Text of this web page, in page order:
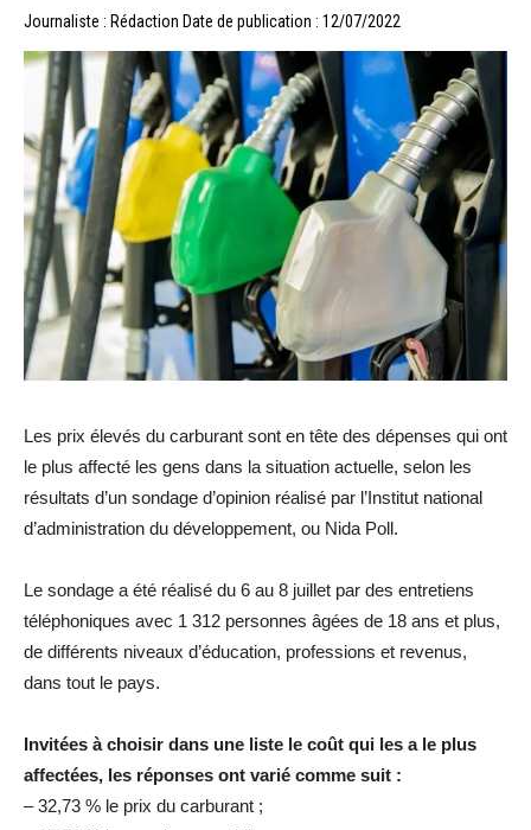
Journaliste : Rédaction Date de publication : 12/07/2022
Les prix élevés du carburant sont en tête des dépenses qui ont
le plus affecté les gens dans la situation actuelle, selon les
résultats d’un sondage d’opinion réalisé par l’Institut national
d’administration du développement, ou Nida Poll.
Le sondage a été réalisé du 6 au 8 juillet par des entretiens
téléphoniques avec 1 312 personnes âgées de 18 ans et plus,
de différents niveaux d’éducation, professions et revenus,
dans tout le pays.
Invitées à choisir dans une liste le coût qui les a le plus
affectées, les réponses ont varié comme suit :
– 32,73 % le prix du carburant ;